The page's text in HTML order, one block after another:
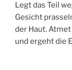
Legt das Teil
Gesicht
der Haut.
und ergeht die